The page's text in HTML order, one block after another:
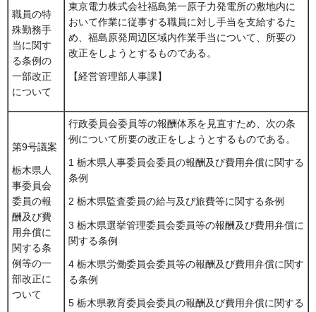
職員の特
殊勤務手
当に関す
る条例の
一部改正
について
東京電力株式会社福島第一原子力発電所の敷地内に
おいて作業に従事する職員に対し手当を支給するた
め、福島原発周辺区域内作業手当について、所要の
改正をしようとするものである。
【経営管理部人事課】
第9号議案
栃木県人
事委員会
委員の報
酬及び費
用弁償に
関する条
例等の一
部改正に
ついて
行政委員会委員等の報酬体系を見直すため、次の条
例について所要の改正をしようとするものである。
1 栃木県人事委員会委員の報酬及び費用弁償に関する
条例
2 栃木県監査委員の給与及び旅費等に関する条例
3 栃木県選挙管理委員会委員等の報酬及び費用弁償に
関する条例
4 栃木県労働委員会委員等の報酬及び費用弁償に関す
る条例
5 栃木県教育委員会委員の報酬及び費用弁償に関する